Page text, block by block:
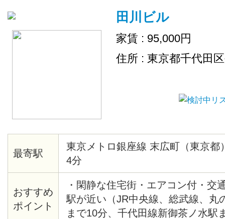
田川ビル
家賃 : 95,000円
住所 : 東京都千代田
最寄駅
東京メトロ銀座線 末広町（東京
4分
おすすめ
ポイント
・閑静な住宅街・エアコン付・交
駅が近い（JR中央線、総武線、丸
まで10分、千代田線新御茶ノ水駅